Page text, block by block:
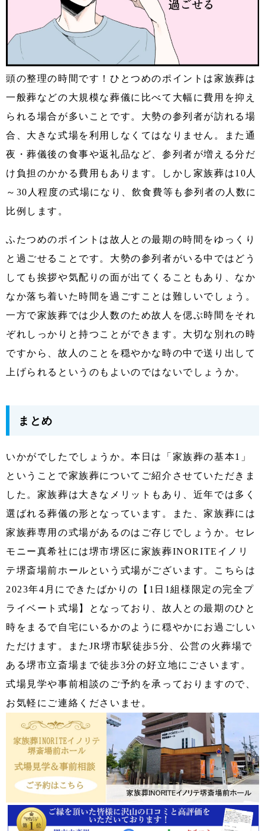
頭の整理の時間です！ひとつめのポイントは家族葬は
一般葬などの大規模な葬儀に比べて大幅に費用を抑え
られる場合が多いことです。大勢の参列者が訪れる場
合、大きな式場を利用しなくてはなりません。また通
夜・葬儀後の食事や返礼品など、参列者が増える分だ
け負担のかかる費用もあります。しかし家族葬は10人
～30人程度の式場になり、飲食費等も参列者の人数に
比例します。
ふたつめのポイントは故人との最期の時間をゆっくり
と過ごせることです。大勢の参列者がいる中ではどう
しても挨拶や気配りの面が出てくることもあり、なか
なか落ち着いた時間を過ごすことは難しいでしょう。
一方で家族葬では少人数のため故人を偲ぶ時間をそれ
ぞれしっかりと持つことができます。大切な別れの時
ですから、故人のことを穏やかな時の中で送り出して
上げられるというのもよいのではないでしょうか。
まとめ
いかがでしたでしょうか。本日は「家族葬の基本1」
ということで家族葬についてご紹介させていただきま
した。家族葬は大きなメリットもあり、近年では多く
選ばれる葬儀の形となっています。また、家族葬には
家族葬専用の式場があるのはご存じでしょうか。セレ
モニー真希社には堺市堺区に家族葬INORITEイノリ
テ堺斎場前ホールという式場がございます。こちらは
2023年4月にできたばかりの【1日1組様限定の完全プ
ライベート式場】となっており、故人との最期のひと
時をまるで自宅にいるかのように穏やかにお過ごしい
ただけます。またJR堺市駅徒歩5分、公営の火葬場で
ある堺市立斎場まで徒歩3分の好立地にごさいます。
式場見学や事前相談のご予約を承っておりますので、
お気軽にご連絡くださいませ。